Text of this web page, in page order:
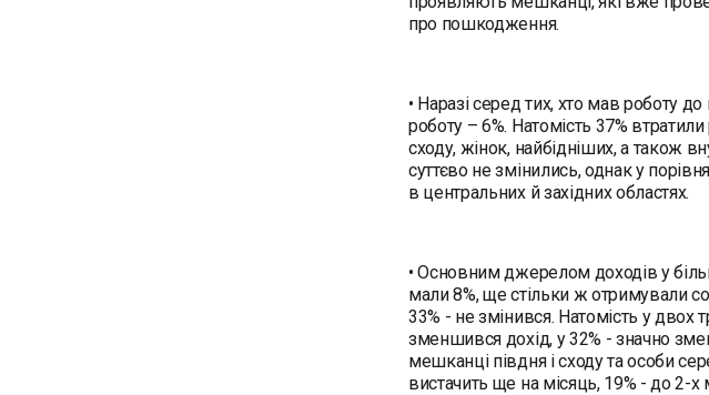
про пошкодження.
• Наразі серед тих, хто мав роботу
роботу – 6%. Натомість 37%
сходу, жінок, найбідніших, а також
суттєво не змінились, однак у
в центральних й західних областях.
• Основним джерелом доходів у
мали 8%, ще стільки ж отримували
33% - не змінився. Натомість у двох
зменшився дохід, у 32% - значно
мешканці півдня і сходу та особи
вистачить ще на місяць, 19% - до 2-х